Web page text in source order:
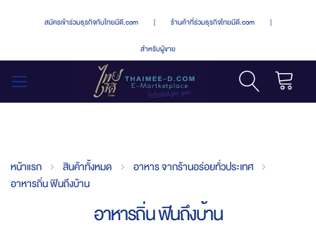
สมัครเข้าร่วมธุรกิจกับไทยมีดี.com | ร้านค้าที่ร่วมธุรกิจไทยมีดี.com |
สำหรับผู้ขาย
หน้าแรก สินค้าทั้งหมด
อาหาร จากร้านอร่อยทั่วประเทศ
อาหารถิ่น ฟินถึงบ้าน
อาหารถิ่น ฟินถึงบ้าน